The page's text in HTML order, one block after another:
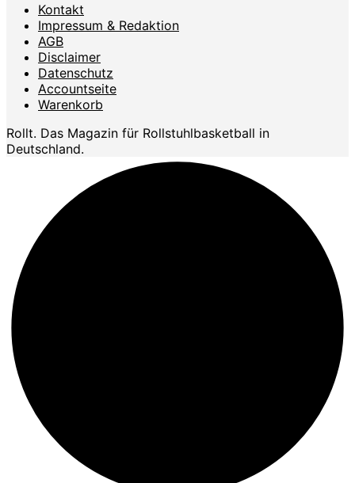
Kontakt
Impressum & Redaktion
AGB
Disclaimer
Datenschutz
Accountseite
Warenkorb
Rollt. Das Magazin für Rollstuhlbasketball in
Deutschland.